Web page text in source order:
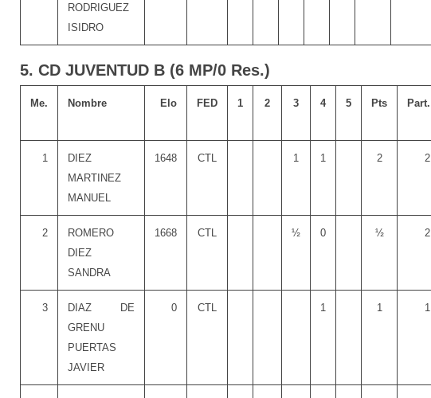
RODRIGUEZ
ISIDRO
5. CD JUVENTUD B (6 MP/0 Res.)
Me. Nombre Elo FED 1 2 3 4 5 Pts Part.
1
DIEZ
MARTINEZ
MANUEL
1648 CTL 1 1 2 2
2
ROMERO
DIEZ
SANDRA
1668 CTL ½ 0 ½ 2
3
DIAZ DE
GRENU
PUERTAS
JAVIER
0 CTL 1 1 1